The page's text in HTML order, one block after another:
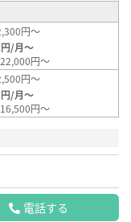
円～
円/月～
円～
円～
円/月～
円～
電話する